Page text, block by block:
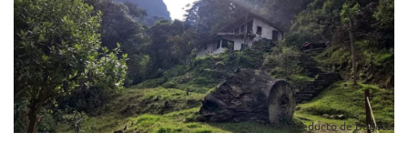
Foto: Acueducto de Bogotá.